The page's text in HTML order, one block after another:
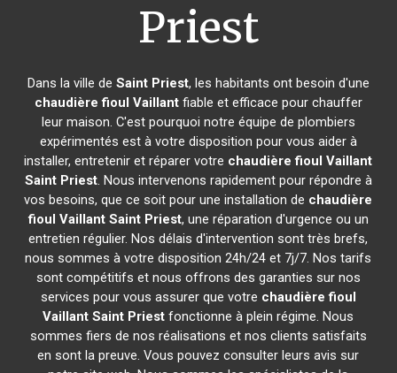
Priest
Dans la ville de Saint Priest, les habitants ont besoin d'une
chaudière fioul Vaillantfiable et efficace pour chauffer
leur maison. C'est pourquoi notre équipe de plombiers
expérimentés est à votre disposition pour vous aider à
installer, entretenir et réparer votre chaudière fioul Vaillant
Saint Priest. Nous intervenons rapidement pour répondre à
vos besoins, que ce soit pour une installation de chaudière
fioul Vaillant Saint Priest, une réparation d'urgence ou un
entretien régulier. Nos délais d'intervention sont très brefs,
nous sommes à votre disposition 24h/24 et 7j/7. Nos tarifs
sont compétitifs et nous offrons des garanties sur nos
services pour vous assurer que votre chaudière fioul
Vaillant Saint Priest fonctionne à plein régime. Nous
sommes fiers de nos réalisations et nos clients satisfaits
en sont la preuve. Vous pouvez consulter leurs avis sur